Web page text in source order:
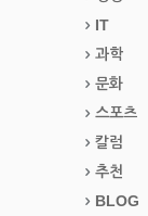
IT
과학
문화
스포츠
칼럼
추천
BLOG